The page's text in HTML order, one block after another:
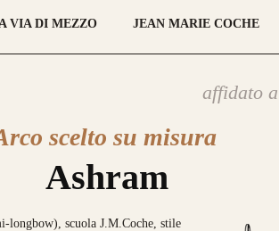
che contraddistingue
modello sono leDUElamine di
Tasso, Osage o Bambù,
struttura composta da4 lamine di
VIA DI MEZZO JEAN MARIE COCHE
affidato
scelto su misura
Ashram
longbow), scuola J.M.Coche, stile